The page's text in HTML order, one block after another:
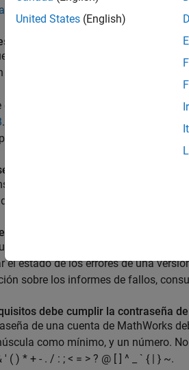
cuenta de MathWorks
proporcionar la cuenta de
de MathWorks no es necesaria
de email para agilizar la consulta.
enviar una solicitud de soporte
.
ofrece la misma
a sus preguntas.
pueden consolidar varias cuentas
varias cuentas de MathWorks,
MathWorks e indique cuál desea
una cuenta de MathWorks para
informes de fallos sin una
el estado de los errores de una
sobre los informes de fallos,
debe cumplir la contraseña
de una cuenta de MathWorks
como mínimo, y un número.
' ( ) * + - . / : ; < = > ? @ [ ] ^ _ ` { | } ~.
United States (English)